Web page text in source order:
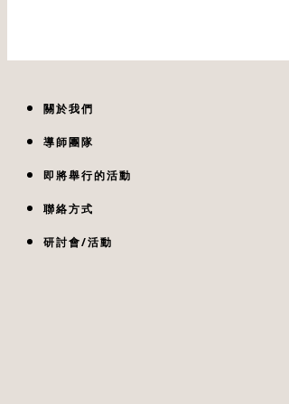
關於我們
導師團隊
即將舉行的活動
聯絡方式
研討會/活動